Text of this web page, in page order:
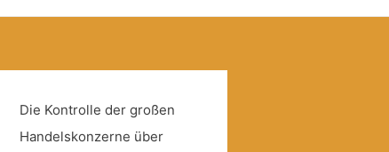
Die Kontrolle der großen
Handelskonzerne über